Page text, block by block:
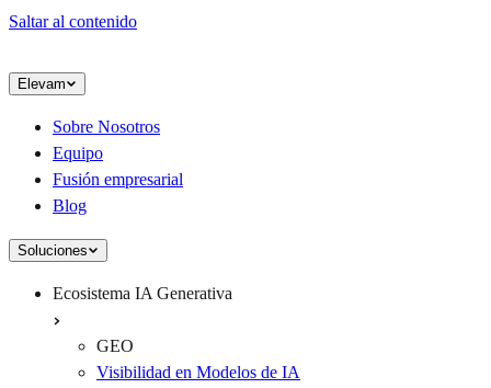
Saltar al contenido
Elevam
Sobre Nosotros
Equipo
Fusión empresarial
Blog
Soluciones
Ecosistema IA Generativa
GEO
Visibilidad en Modelos de IA